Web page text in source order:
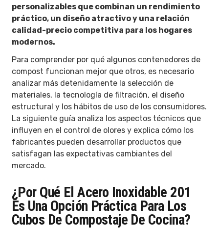
personalizables que combinan un rendimiento
práctico, un diseño atractivo y una relación
calidad-precio competitiva para los hogares
modernos.
Para comprender por qué algunos contenedores de
compost funcionan mejor que otros, es necesario
analizar más detenidamente la selección de
materiales, la tecnología de filtración, el diseño
estructural y los hábitos de uso de los consumidores.
La siguiente guía analiza los aspectos técnicos que
influyen en el control de olores y explica cómo los
fabricantes pueden desarrollar productos que
satisfagan las expectativas cambiantes del
mercado.
¿Por Qué El Acero Inoxidable 201
Es Una Opción Práctica Para Los
Cubos De Compostaje De Cocina?